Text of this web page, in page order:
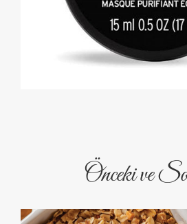
Önceki ve